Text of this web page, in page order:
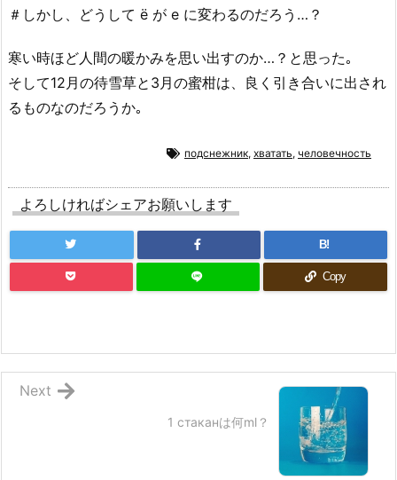
＃しかし、どうして ё が е に変わるのだろう…？
寒い時ほど人間の暖かみを思い出すのか…？と思った｡
そして12月の待雪草と3月の蜜柑は、良く引き合いに出され
るものなのだろうか｡
подснежник, хватать, человечность
よろしければシェアお願いします
B!
Copy
1 стаканは何ml？
Next